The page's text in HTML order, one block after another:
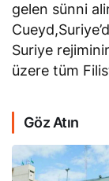
gelen sünni
Suriye
üzere tüm
Göz Atın